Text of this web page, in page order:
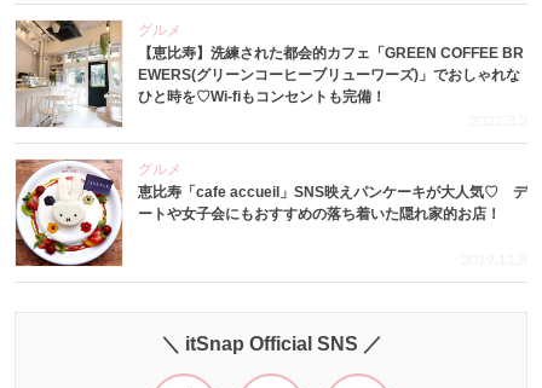
グルメ
【恵比寿】洗練された都会的カフェ「GREEN COFFEE BR
EWERS(グリーンコーヒーブリューワーズ)」でおしゃれな
ひと時を♡Wi-fiもコンセントも完備！
2022.3.2
グルメ
恵比寿「cafe accueil」SNS映えパンケーキが大人気♡ デ
ートや女子会にもおすすめの落ち着いた隠れ家的お店！
2019.11.8
＼ itSnap Official SNS ／